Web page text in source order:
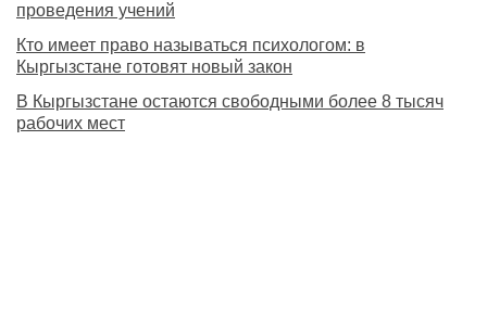
проведения учений
Кто имеет право называться психологом: в
Кыргызстане готовят новый закон
В Кыргызстане остаются свободными более 8 тысяч
рабочих мест